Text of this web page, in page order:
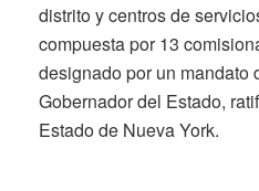
distrito y centros de
compuesta por 13
designado por un mandato
Gobernador del Estado,
Estado de Nueva York.